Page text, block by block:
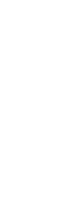
Заместителя